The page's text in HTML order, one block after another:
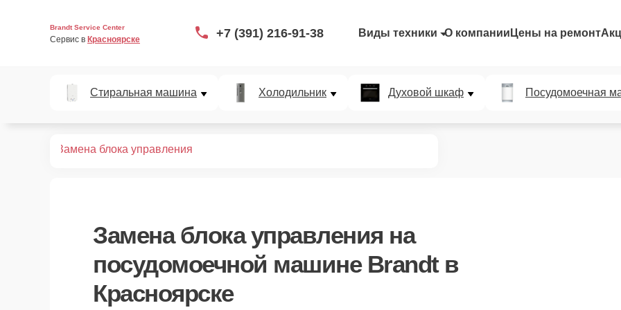
Brandt Service Center
Сервис в Красноярске +7 (391) 216-91-38 Виды техники О компании Цены на ремонт
Стиральная машина Холодильник Духовой шкаф Посудомоечная
Замена блока управления
Замена блока управления на
посудомоечной машине Brandt в
Красноярске